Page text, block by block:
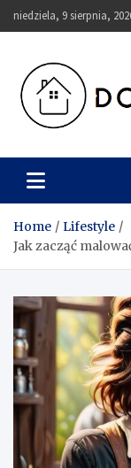
Skip
to
niedziela, 9 sierpnia,
Dom-
Home
Lifestyle
Jak zacząć